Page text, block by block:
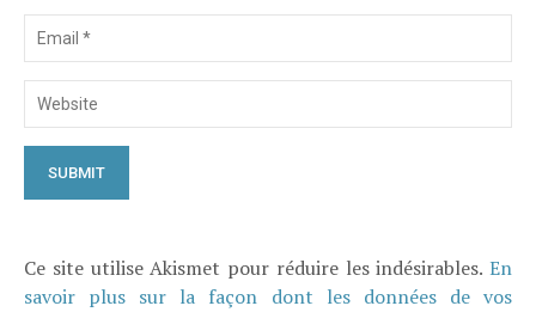
Ce site utilise Akismet pour réduire les indésirables. En
savoir plus sur la façon dont les données de vos